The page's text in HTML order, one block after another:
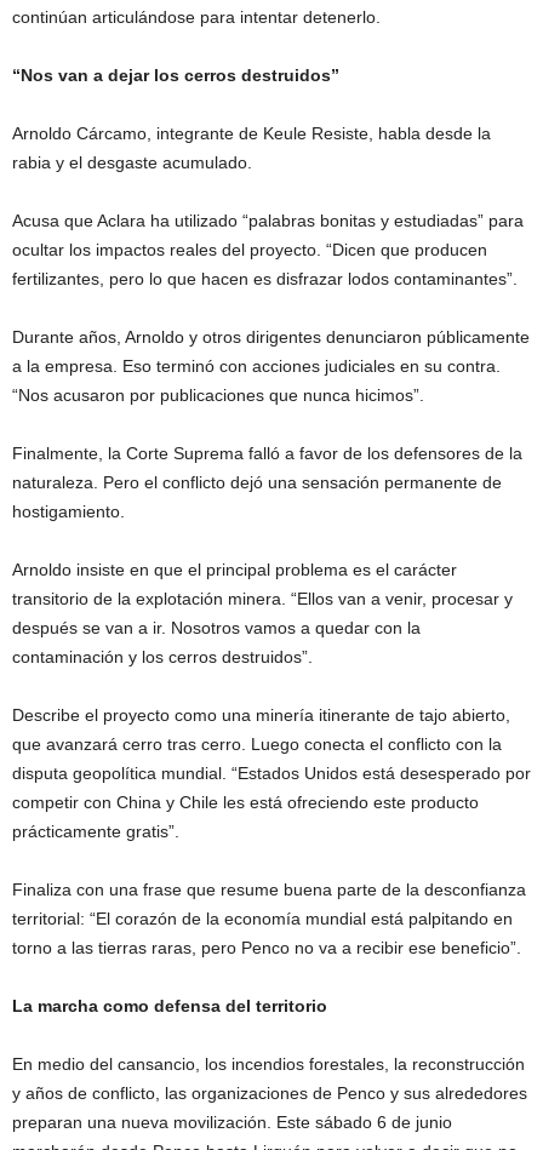
continúan articulándose para intentar detenerlo.
“Nos van a dejar los cerros destruidos”
Arnoldo Cárcamo, integrante de Keule Resiste, habla desde la
rabia y el desgaste acumulado.
Acusa que Aclara ha utilizado “palabras bonitas y estudiadas” para
ocultar los impactos reales del proyecto. “Dicen que producen
fertilizantes, pero lo que hacen es disfrazar lodos contaminantes”.
Durante años, Arnoldo y otros dirigentes denunciaron públicamente
a la empresa. Eso terminó con acciones judiciales en su contra.
“Nos acusaron por publicaciones que nunca hicimos”.
Finalmente, la Corte Suprema falló a favor de los defensores de la
naturaleza. Pero el conflicto dejó una sensación permanente de
hostigamiento.
Arnoldo insiste en que el principal problema es el carácter
transitorio de la explotación minera. “Ellos van a venir, procesar y
después se van a ir. Nosotros vamos a quedar con la
contaminación y los cerros destruidos”.
Describe el proyecto como una minería itinerante de tajo abierto,
que avanzará cerro tras cerro. Luego conecta el conflicto con la
disputa geopolítica mundial. “Estados Unidos está desesperado por
competir con China y Chile les está ofreciendo este producto
prácticamente gratis”.
Finaliza con una frase que resume buena parte de la desconfianza
territorial: “El corazón de la economía mundial está palpitando en
torno a las tierras raras, pero Penco no va a recibir ese beneficio”.
La marcha como defensa del territorio
En medio del cansancio, los incendios forestales, la reconstrucción
y años de conflicto, las organizaciones de Penco y sus alrededores
preparan una nueva movilización. Este sábado 6 de junio